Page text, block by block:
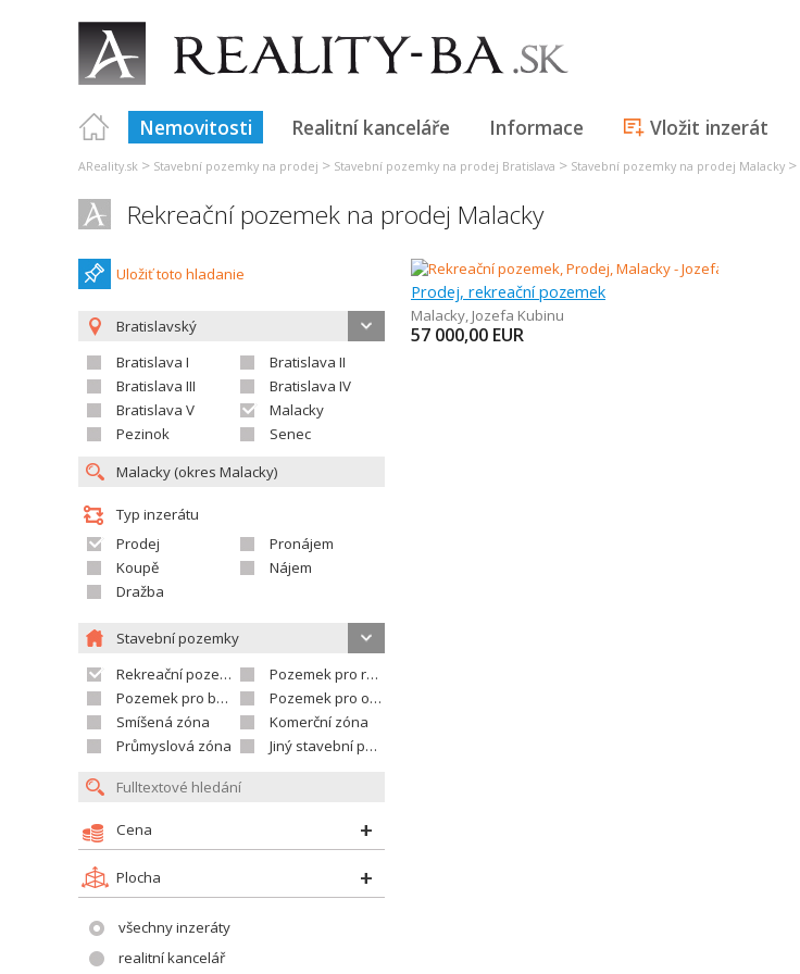
Nemovitosti Realitní kanceláře Informace Vložit inzerát
AReality.sk > Stavební pozemky na prodej > Stavební pozemky na prodej Bratislava > Stavební pozemky na prodej Malacky >
Rekreační pozemek na prodej Malacky
Uložiť toto hladanie
Bratislavský
Bratislava I
Bratislava II
Bratislava III
Bratislava IV
Bratislava V
Malacky
Pezinok
Senec
Typ inzerátu
Prodej
Pronájem
Koupě
Nájem
Dražba
Stavební pozemky
Rekreační pozemek
Pozemek pro rodinné domy
Pozemek pro bytovou výstavbu
Pozemek pro občanskou vybavenost
Smíšená zóna
Komerční zóna
Průmyslová zóna
Jiný stavební pozemek
Cena
Plocha
všechny inzeráty
realitní kancelář
Prodej, rekreační pozemek
Malacky, Jozefa Kubinu
57 000,00 EUR